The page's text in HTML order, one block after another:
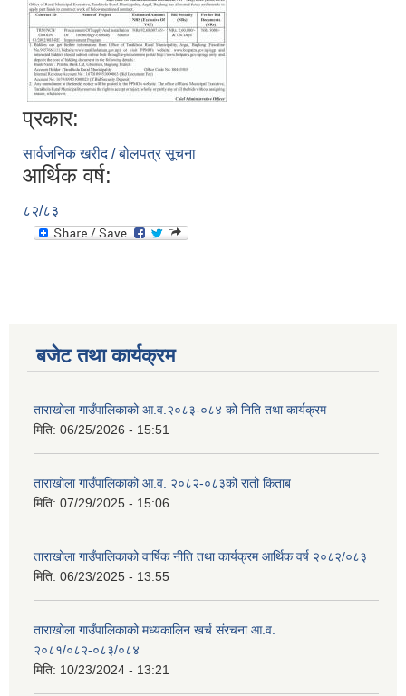
प्रकार:
सार्वजनिक खरीद / बोलपत्र सूचना
आर्थिक वर्ष:
८२/८३
बजेट तथा कार्यक्रम
ताराखोला गाउँपालिकाको आ.व.२०८३-०८४ को निति तथा कार्यक्रम
मिति: 06/25/2026 - 15:51
ताराखोला गाउँपालिकाको आ.व. २०८२-०८३को रातो किताब
मिति: 07/29/2025 - 15:06
ताराखोला गाउँपालिकाको वार्षिक नीति तथा कार्यक्रम आर्थिक वर्ष २०८२/०८३
मिति: 06/23/2025 - 13:55
ताराखोला गाउँपालिकाको मध्यकालिन खर्च संरचना आ.व.
२०८१/०८२-०८३/०८४
मिति: 10/23/2024 - 13:21